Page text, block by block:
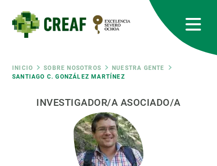
contenido
principal
Ruta
de
navegación
INICIO SOBRE NOSOTROS
NUESTRA GENTE
SANTIAGO C. GONZÁLEZ MARTÍNEZ
INVESTIGADOR/A ASOCIADO/A
RRSS
Featured
responsive
Responsive